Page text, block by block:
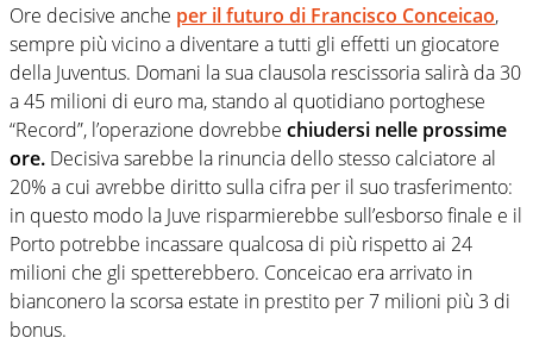
Ore decisive anche per il futuro di Francisco Conceicao,
sempre più vicino a diventare a tutti gli effetti un giocatore
della Juventus. Domani la sua clausola rescissoria salirà da 30
a 45 milioni di euro ma, stando al quotidiano portoghese
“Record”, l’operazione dovrebbe chiudersi nelle prossime
ore. Decisiva sarebbe la rinuncia dello stesso calciatore al
20% a cui avrebbe diritto sulla cifra per il suo trasferimento:
in questo modo la Juve risparmierebbe sull’esborso finale e il
Porto potrebbe incassare qualcosa di più rispetto ai 24
milioni che gli spetterebbero. Conceicao era arrivato in
bianconero la scorsa estate in prestito per 7 milioni più 3 di
bonus.